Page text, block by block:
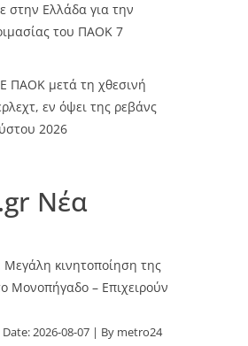
στην Ελλάδα για την
του ΠΑΟΚ 7
ΠΑΟΚ μετά τη χθεσινή
εν όψει της ρεβάνς
2026
Νέα
κινητοποίηση της
Μονοπήγαδο – Επιχειρούν
Date: 2026-08-07 By metro24